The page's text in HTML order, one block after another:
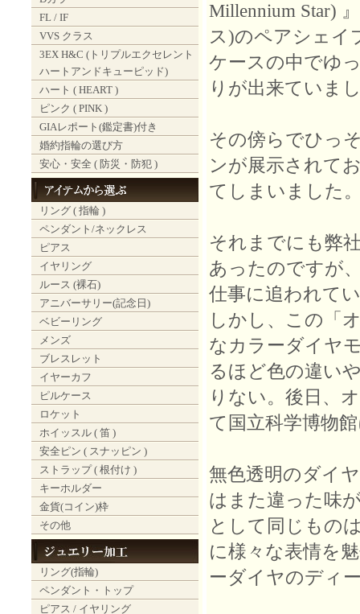
FL / IF
VVS クラス
3EX H&C (トリプルエクセレント
ハートアンドキューピッド)
ハート ( HEART )
ピンク ( PINK )
GIAレポート(鑑定書)付き
婚約指輪の選び方
安心・安全 ( 防災・防犯 )
リング ( 指輪 )
ペンダント/ネックレス
ピアス
イヤリング
ルース (裸石)
アニバーサリー(記念日)
ベビーリング
メンズ
ブレスレット
イヤーカフ
ピルケース
ロケット
ホイッスル ( 笛 )
安全ピン ( スナッピン )
ストラップ ( 根付け )
キーホルダー
金貨(コイン)枠
その他
リング(指輪)
ペンダント・トップ
ピアス / イヤリング
Millennium Star)
ス)のペアシェイ
ケースの中でゆ
りが出来ていま
その傍らでひっ
ンが展示されて
てしまいました
それまでにも弊
あったのですが
仕事に追われて
しかし、この「
なカラーダイヤ
るほど色の違い
りない。後日、
て国立科学博物
無色透明のダイ
はまた違った味
として同じもの
に様々な表情を
ーダイヤのディ